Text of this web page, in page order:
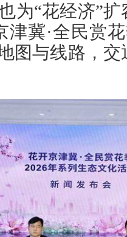
为“花经济”
津冀·全民赏
图与线路，